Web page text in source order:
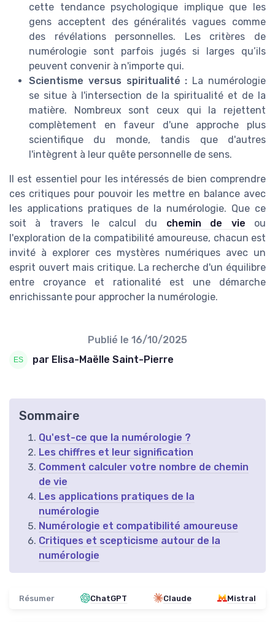
cette tendance psychologique implique que les
gens acceptent des généralités vagues comme
des révélations personnelles. Les critères de
numérologie sont parfois jugés si larges qu’ils
peuvent convenir à n'importe qui.
Scientisme versus spiritualité : La numérologie
se situe à l'intersection de la spiritualité et de la
matière. Nombreux sont ceux qui la rejettent
complètement en faveur d'une approche plus
scientifique du monde, tandis que d'autres
l'intègrent à leur quête personnelle de sens.
Il est essentiel pour les intéressés de bien comprendre
ces critiques pour pouvoir les mettre en balance avec
les applications pratiques de la numérologie. Que ce
soit à travers le calcul du chemin de vie ou
l'exploration de la compatibilité amoureuse, chacun est
invité à explorer ces mystères numériques avec un
esprit ouvert mais critique. La recherche d'un équilibre
entre croyance et rationalité est une démarche
enrichissante pour approcher la numérologie.
Publié le 16/10/2025
par Elisa-Maëlle Saint-Pierre
Sommaire
Qu'est-ce que la numérologie ?
Les chiffres et leur signification
Comment calculer votre nombre de chemin
de vie
Les applications pratiques de la
numérologie
Numérologie et compatibilité amoureuse
Critiques et scepticisme autour de la
numérologie
Résumer ChatGPT Claude Mistral